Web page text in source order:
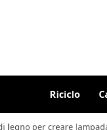
Riciclo
legno per creare